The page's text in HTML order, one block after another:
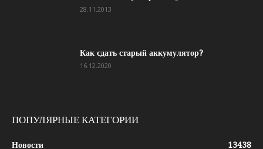
28.11.2013
Как сдать старый аккумулятор?
16.12.2020
ПОПУЛЯРНЫЕ КАТЕГОРИИ
Новости 13438